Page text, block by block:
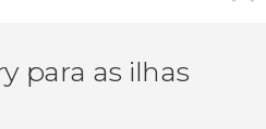
para as ilhas